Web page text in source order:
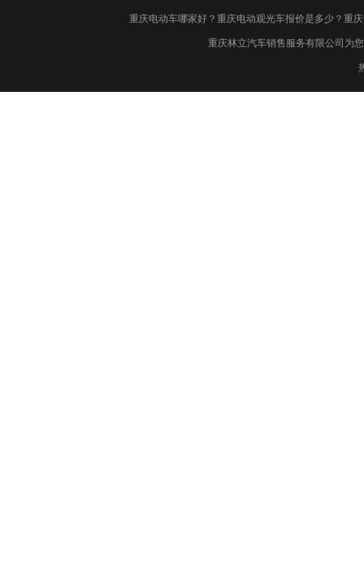
重庆电动车哪家好？重庆电动观光车报价是多少？重
重庆林立汽车销售服务有限公司为